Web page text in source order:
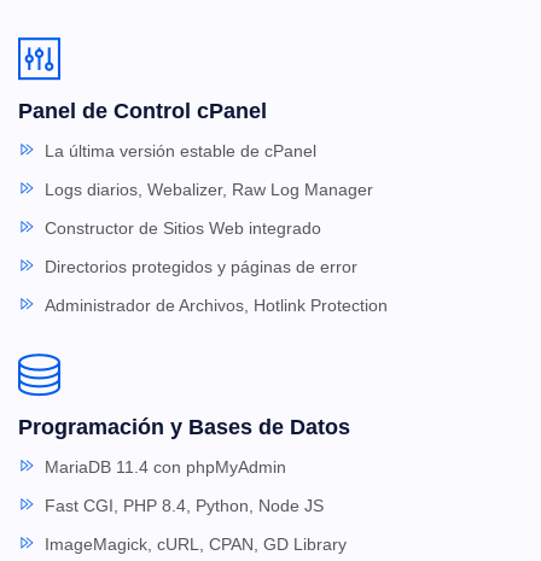
Panel de Control cPanel
La última versión estable de cPanel
Logs diarios, Webalizer, Raw Log Manager
Constructor de Sitios Web integrado
Directorios protegidos y páginas de error
Administrador de Archivos, Hotlink Protection
Programación y Bases de Datos
MariaDB 11.4 con phpMyAdmin
Fast CGI, PHP 8.4, Python, Node JS
ImageMagick, cURL, CPAN, GD Library